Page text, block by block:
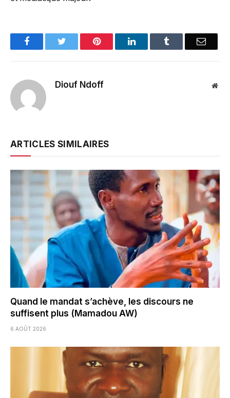
FacebookTwitter Pinterest LinkedInTumblr Email
Diouf Ndoff
ARTICLES SIMILAIRES
Quand le mandat s’achève, les discours ne
suffisent plus (Mamadou AW)
6 AOÛT 2026